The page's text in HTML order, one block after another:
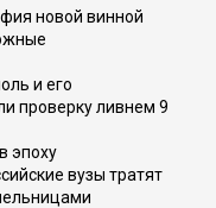
новой винной
и его
проверку ливнем 9
эпоху
вузы тратят